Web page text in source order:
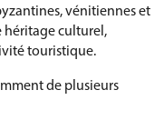
vénitiennes et
héritage culturel,
touristique.
de plusieurs